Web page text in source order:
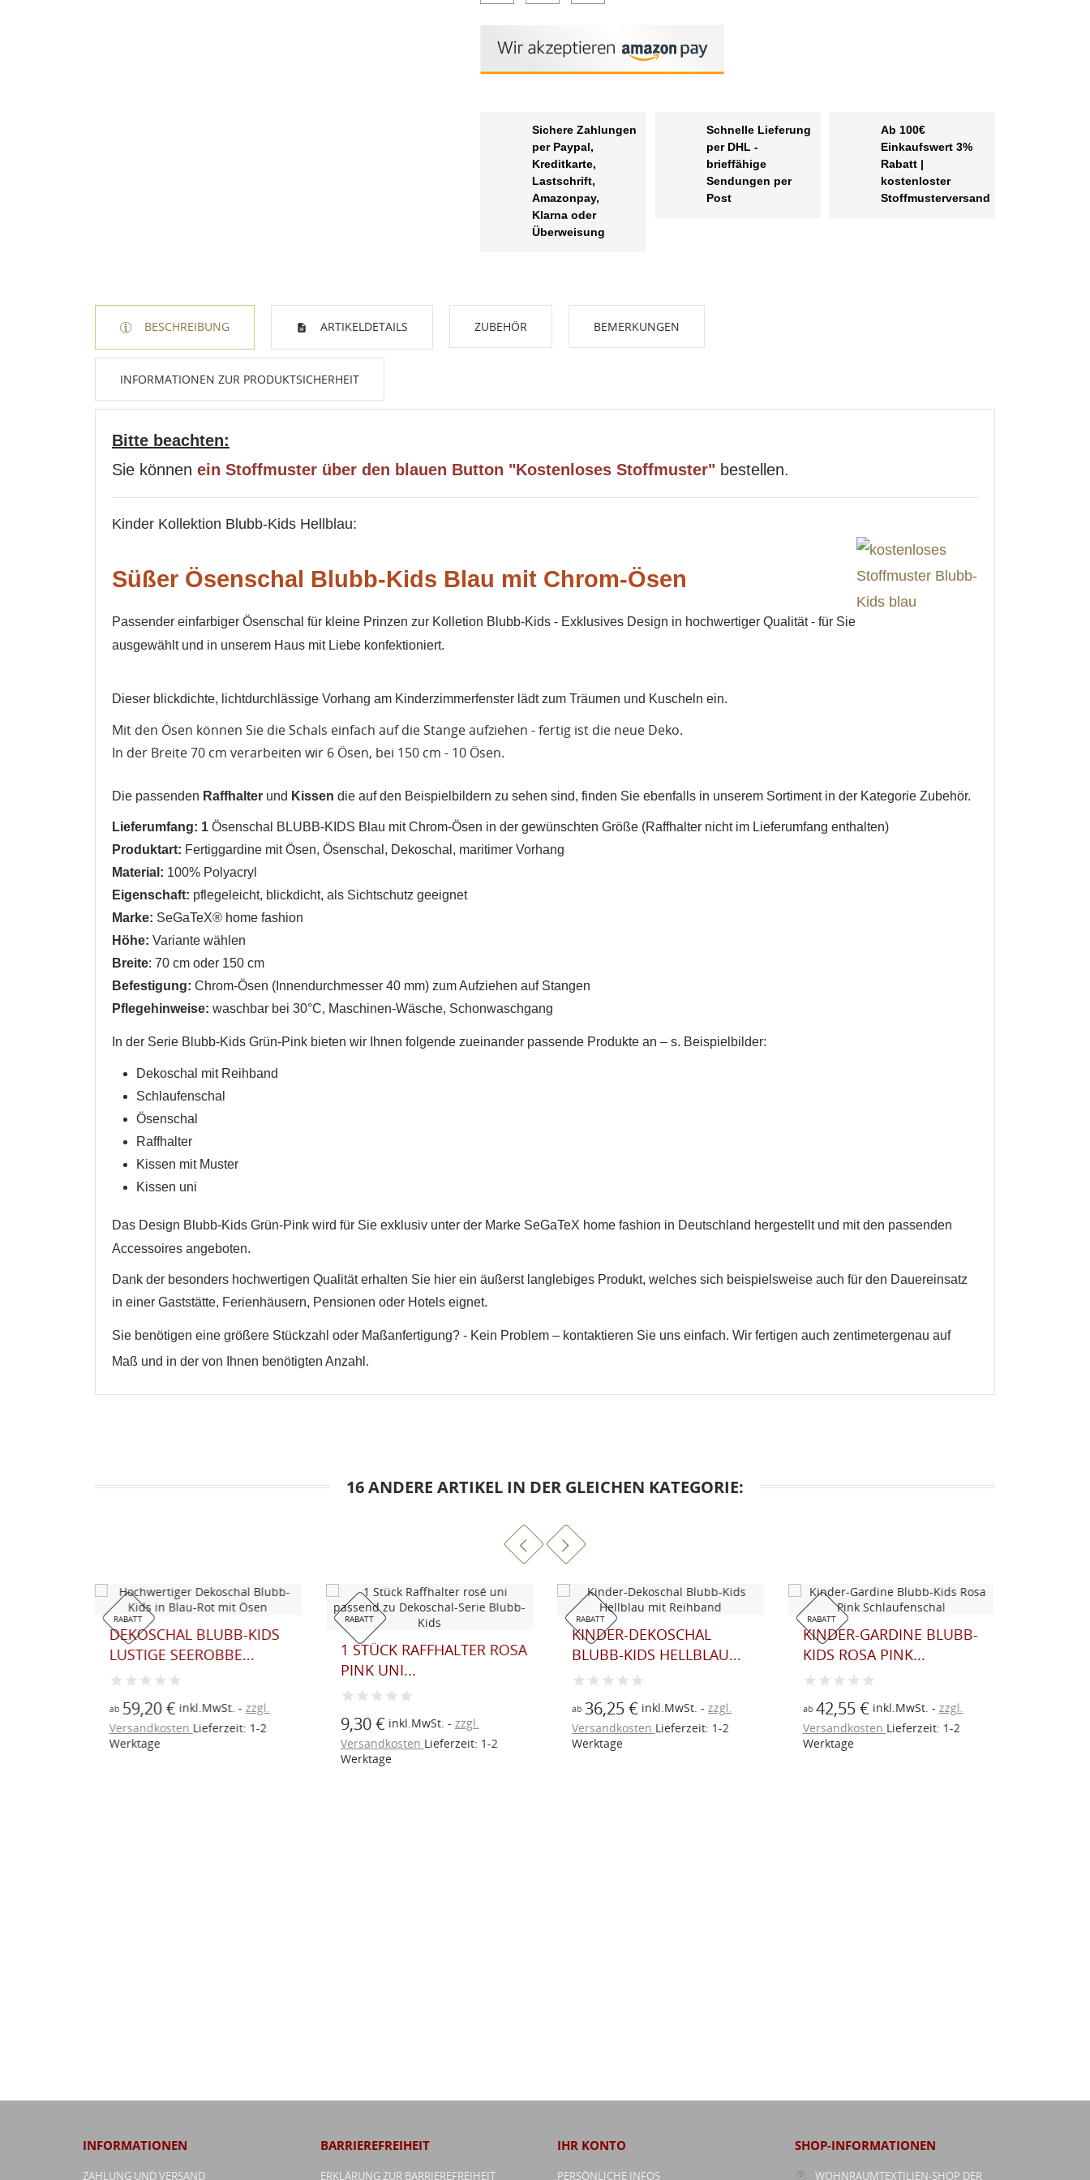
Sichere Zahlungen
per Paypal,
Kreditkarte,
Lastschrift,
Amazonpay,
Klarna oder
Überweisung
Schnelle Lieferung
per DHL -
brieffähige
Sendungen per
Post
Ab 100€
Einkaufswert 3%
Rabatt |
kostenloster
Stoffmusterversand
BESCHREIBUNG ARTIKELDETAILS ZUBEHÖR BEMERKUNGEN
INFORMATIONEN ZUR PRODUKTSICHERHEIT
Bitte beachten:
Sie können ein Stoffmuster über den blauen Button "Kostenloses Stoffmuster" bestellen.
Kinder Kollektion Blubb-Kids Hellblau:
Süßer Ösenschal Blubb-Kids Blau mit Chrom-Ösen
Passender einfarbiger Ösenschal für kleine Prinzen zur Kolletion Blubb-Kids - Exklusives Design in hochwertiger Qualität - für Sie
ausgewählt und in unserem Haus mit Liebe konfektioniert.
Dieser blickdichte, lichtdurchlässige Vorhang am Kinderzimmerfenster lädt zum Träumen und Kuscheln ein.
Mit den Ösen können Sie die Schals einfach auf die Stange aufziehen - fertig ist die neue Deko.
In der Breite 70 cm verarbeiten wir 6 Ösen, bei 150 cm - 10 Ösen.
Die passenden Raffhalter und Kissen die auf den Beispielbildern zu sehen sind, finden Sie ebenfalls in unserem Sortiment in der Kategorie Zubehör.
Lieferumfang: 1 Ösenschal BLUBB-KIDS Blau mit Chrom-Ösen in der gewünschten Größe (Raffhalter nicht im Lieferumfang enthalten)
Produktart: Fertiggardine mit Ösen, Ösenschal, Dekoschal, maritimer Vorhang
Material: 100% Polyacryl
Eigenschaft: pflegeleicht, blickdicht, als Sichtschutz geeignet
Marke: SeGaTeX® home fashion
Höhe: Variante wählen
Breite: 70 cm oder 150 cm
Befestigung: Chrom-Ösen (Innendurchmesser 40 mm) zum Aufziehen auf Stangen
Pflegehinweise: waschbar bei 30°C, Maschinen-Wäsche, Schonwaschgang
In der Serie Blubb-Kids Grün-Pink bieten wir Ihnen folgende zueinander passende Produkte an – s. Beispielbilder:
Dekoschal mit Reihband
Schlaufenschal
Ösenschal
Raffhalter
Kissen mit Muster
Kissen uni
Das Design Blubb-Kids Grün-Pink wird für Sie exklusiv unter der Marke SeGaTeX home fashion in Deutschland hergestellt und mit den passenden
Accessoires angeboten.
Dank der besonders hochwertigen Qualität erhalten Sie hier ein äußerst langlebiges Produkt, welches sich beispielsweise auch für den Dauereinsatz
in einer Gaststätte, Ferienhäusern, Pensionen oder Hotels eignet.
Sie benötigen eine größere Stückzahl oder Maßanfertigung? - Kein Problem – kontaktieren Sie uns einfach. Wir fertigen auch zentimetergenau auf
Maß und in der von Ihnen benötigten Anzahl.
16 ANDERE ARTIKEL IN DER GLEICHEN KATEGORIE:
RABATT
DEKOSCHAL BLUBB-KIDS
LUSTIGE SEEROBBE...
ab 59,20 €inkl.MwSt.
zzgl.
Versandkosten Lieferzeit: 1-2
Werktage
RABATT
1 STÜCK RAFFHALTER ROSA
PINK UNI...
9,30 €inkl.MwSt.
zzgl.
Versandkosten Lieferzeit: 1-2
Werktage
RABATT
KINDER-DEKOSCHAL
BLUBB-KIDS HELLBLAU...
ab 36,25 €inkl.MwSt.
zzgl.
Versandkosten Lieferzeit: 1-2
Werktage
RABATT
KINDER-GARDINE BLUBB-
KIDS ROSA PINK...
ab 42,55 €inkl.MwSt.
zzgl.
Versandkosten Lieferzeit: 1-2
Werktage
INFORMATIONEN
ZAHLUNG UND VERSAND
BARRIEREFREIHEIT
ERKLÄRUNG ZUR BARRIEREFREIHEIT
IHR KONTO
PERSÖNLICHE INFOS
SHOP-INFORMATIONEN
WOHNRAUMTEXTILIEN-SHOP DER
AUF MEINE WUNSCHLISTE
WUNSCHLISTE ERSTELLEN
Name der Wunschliste
Abbrechen
ANMELDEN
Abbrechen